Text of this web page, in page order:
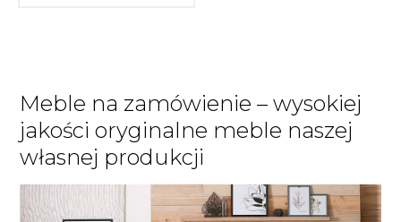
Meble na zamówienie – wysokiej
jakości oryginalne meble naszej
własnej produkcji